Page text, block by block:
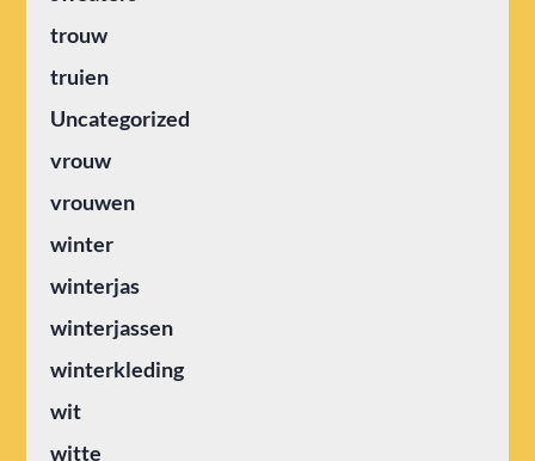
trouw
truien
Uncategorized
vrouw
vrouwen
winter
winterjas
winterjassen
winterkleding
wit
witte